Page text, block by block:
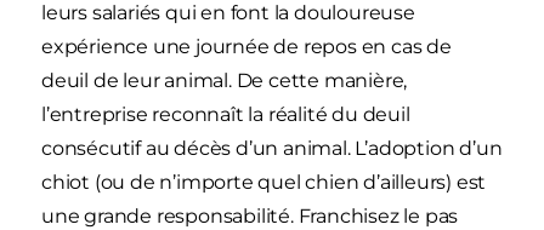
leurs salariés qui en font la douloureuse
expérience une journée de repos en cas de
deuil de leur animal. De cette manière,
l’entreprise reconnaît la réalité du deuil
consécutif au décès d’un animal. L’adoption d’un
chiot (ou de n’importe quel chien d’ailleurs) est
une grande responsabilité. Franchisez le pas